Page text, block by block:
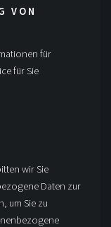
VON
für
für Sie
wir Sie
Daten zur
um Sie zu